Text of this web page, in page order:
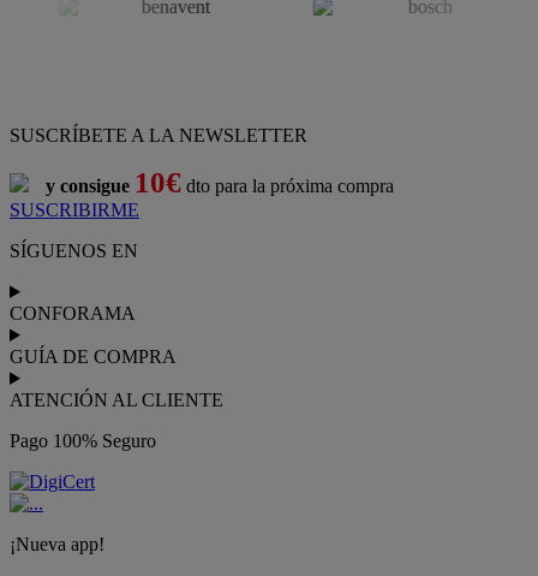
SUSCRÍBETE A LA NEWSLETTER
y consigue 10€ dto para la próxima compra
SUSCRIBIRME
SÍGUENOS EN
CONFORAMA
GUÍA DE COMPRA
ATENCIÓN AL CLIENTE
Pago 100% Seguro
¡Nueva app!